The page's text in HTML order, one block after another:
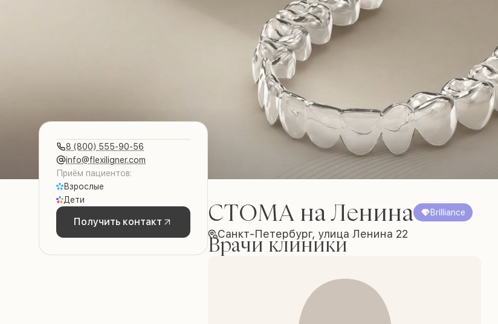
8 (800) 555-90-56
info@flexiligner.com
Приём пациентов:
Взрослые
Дети
Получить контакт СТОМА на Ленина Brilliance
Санкт-Петербург, улица Ленина 22
Врачи клиники